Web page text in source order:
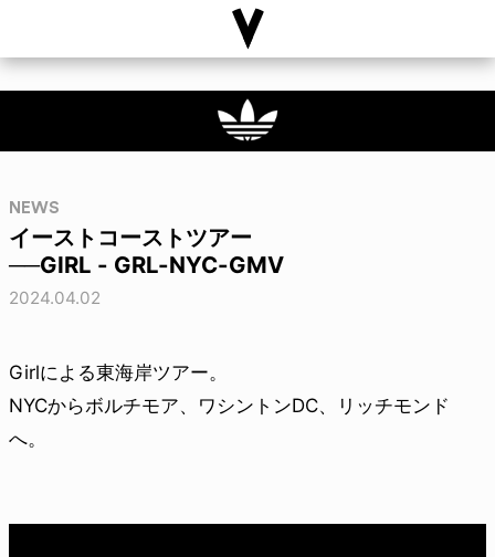
NEWS
イーストコーストツアー
──GIRL - GRL-NYC-GMV
2024.04.02
Girlによる東海岸ツアー。
NYCからボルチモア、ワシントンDC、リッチモンド
へ。